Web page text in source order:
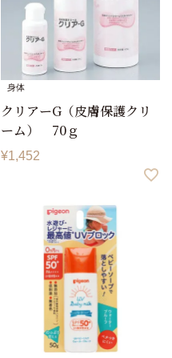
身体
クリアーG（皮膚保護クリ
ーム） 70ｇ
¥1,452